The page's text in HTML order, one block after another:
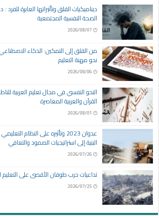
ديناميكيات القلق وتأثيراتها العابرة
الصحة النفسية المجتمعية
2026/08/07
من القلق إلى التمكين: الذكاء الاصطناعي
نحو مهنة التعليم
2026/08/06
النحو النفسي في مجال تعليم العربية
القرآن والعربية المعاصرة
2026/08/01
عدوان 2023 وتأثيره على النظام
البنية إلى استراتيجيات الصمود والتعافي
2026/07/26
تداعيات حرب طوفان الأقصى على
2026/07/25